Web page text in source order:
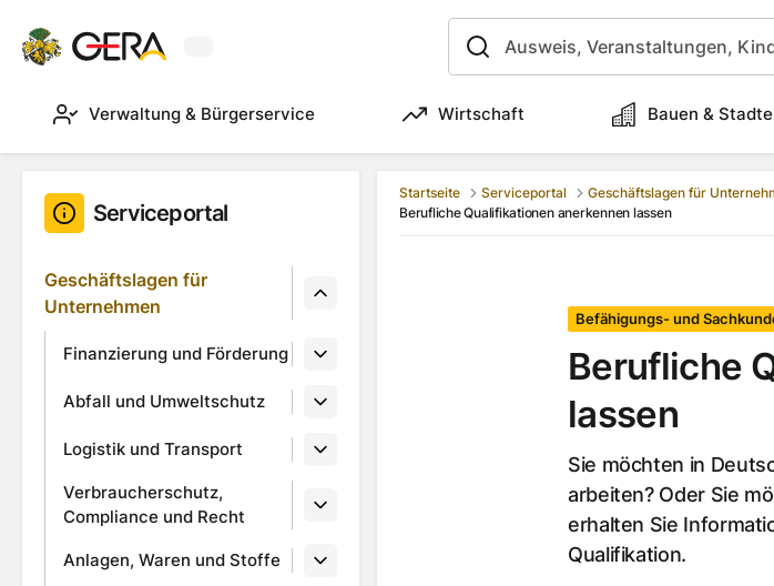
Verwaltung & Bürgerservice Wirtschaft Bauen &
Serviceportal
Geschäftslagen für
Unternehmen
Finanzierung und Förderung
Abfall und Umweltschutz
Logistik und Transport
Verbraucherschutz,
Compliance und Recht
Anlagen, Waren und Stoffe
Startseite Serviceportal Geschäftslagen für
Berufliche Qualifikationen anerkennen lassen
Befähigungs- und
Berufliche
lassen
Sie möchten in
arbeiten? Oder Sie
erhalten Sie
Qualifikation.